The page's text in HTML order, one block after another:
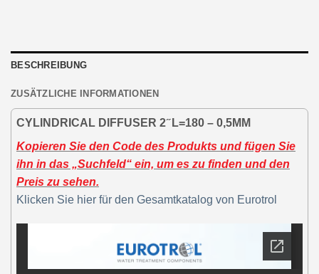
BESCHREIBUNG
ZUSÄTZLICHE INFORMATIONEN
CYLINDRICAL DIFFUSER 2 ̋ L=180 – 0,5MM
Kopieren Sie den Code des Produkts und fügen Sie
ihn in das „Suchfeld“ ein, um es zu finden und den
Preis zu sehen.
Klicken Sie hier für den Gesamtkatalog von Eurotrol